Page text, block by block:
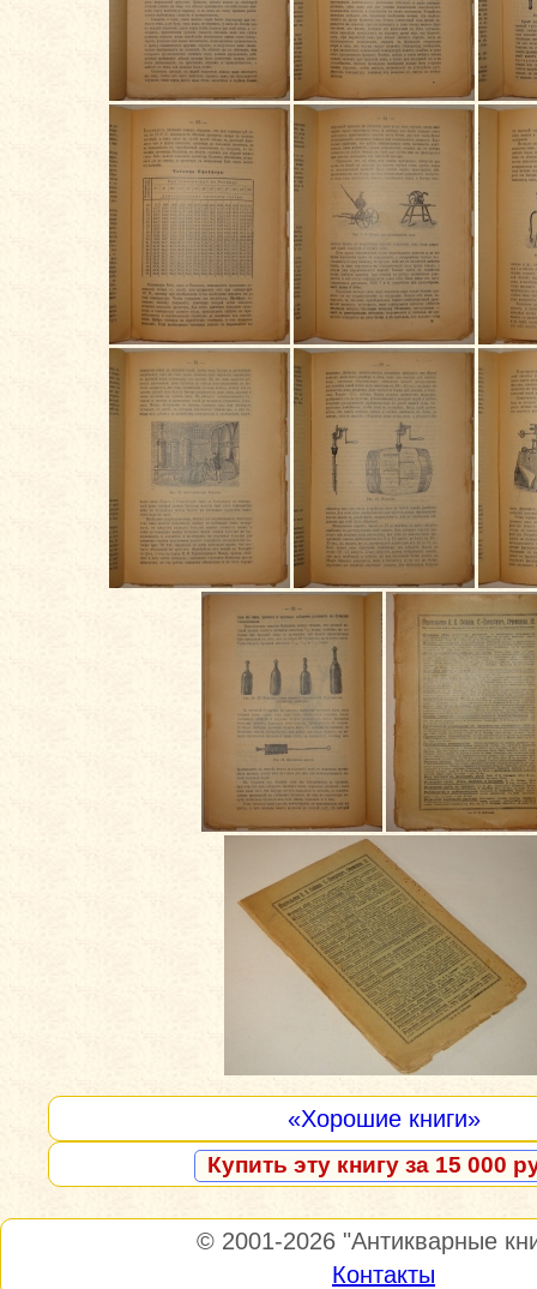
«Хорошие книги»
Купить эту книгу за 15 000
© 2001-2026 "Антикварные
Контакты